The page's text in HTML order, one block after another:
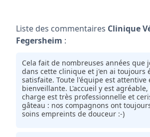
Liste des commentaires Clinique
Fegersheim :
Cela fait de nombreuses années que
dans cette clinique et j'en ai toujours
satisfaite. Toute l'équipe est attentive
bienveillante. L'accueil y est
charge est très professionnelle et
gâteau : nos compagnons ont
soins empreints de douceur :-)